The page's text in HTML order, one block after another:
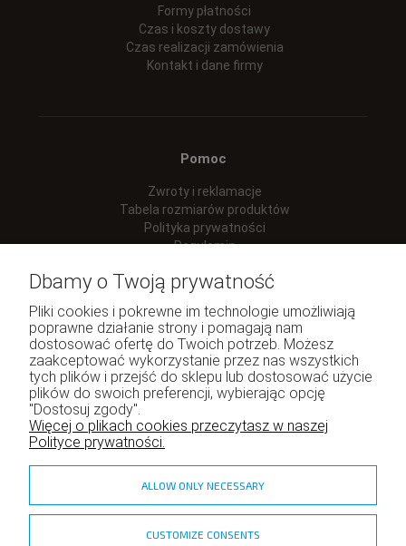
Formy płatności
Czas i koszty dostawy
Czas realizacji zamówienia
Kontakt i dane firmy
Pomoc
Zwroty i reklamacje
Tabela rozmiarów produktów
Polityka prywatności
Regulamin
Moje konto
Twoje zamówienia
Program lojalnościowy
Dbamy o Twoją prywatność
Pliki cookies i pokrewne im technologie umożliwiają
poprawne działanie strony i pomagają nam
dostosować ofertę do Twoich potrzeb. Możesz
zaakceptować wykorzystanie przez nas wszystkich
tych plików i przejść do sklepu lub dostosować użycie
plików do swoich preferencji, wybierając opcję
"Dostosuj zgody".
Więcej o plikach cookies przeczytasz w naszej
Polityce prywatności.
ALLOW ONLY NECESSARY
CUSTOMIZE CONSENTS